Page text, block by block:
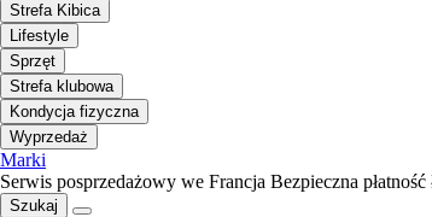
Strefa Kibica
Lifestyle
Sprzęt
Strefa klubowa
Kondycja fizyczna
Wyprzedaż
Marki
Serwis posprzedażowy we Francja Bezpieczna płatność
Szukaj